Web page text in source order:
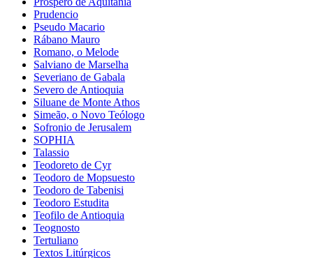
Prudencio
Pseudo Macario
Rábano Mauro
Romano, o Melode
Salviano de Marselha
Severiano de Gabala
Severo de Antioquia
Siluane de Monte Athos
Simeão, o Novo Teólogo
Sofronio de Jerusalem
SOPHIA
Talassio
Teodoreto de Cyr
Teodoro de Mopsuesto
Teodoro de Tabenisi
Teodoro Estudita
Teofilo de Antioquia
Teognosto
Tertuliano
Textos Litúrgicos